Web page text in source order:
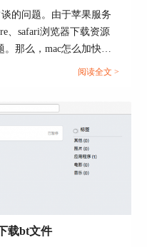
”，对新标签的创建
的问题。由于苹果服务
、safari浏览器下载资源
那么，mac怎么加快下
下来，就让我们一起来
阅读全文 >
载bt文件